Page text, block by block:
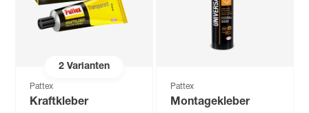
2Varianten
Pattex
Kraftkleber
Pattex
Montagekleber